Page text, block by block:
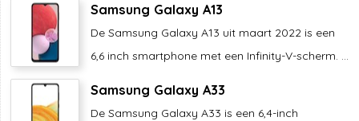
Samsung Galaxy A13
De Samsung Galaxy A13 uit maart 2022 is een
6,6 inch smartphone met een Infinity-V-scherm. ...
Samsung Galaxy A33
De Samsung Galaxy A33 is een 6,4-inch